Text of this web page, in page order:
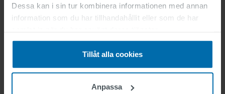
Dessa kan i sin tur kombinera informationen med annan
information som du har tillhandahållit eller som de har
Tillåt alla cookies
Anpassa
Tillåtna filtyper: jpg jpeg png pdf.
Här hittar du vår integritetspolicy ..